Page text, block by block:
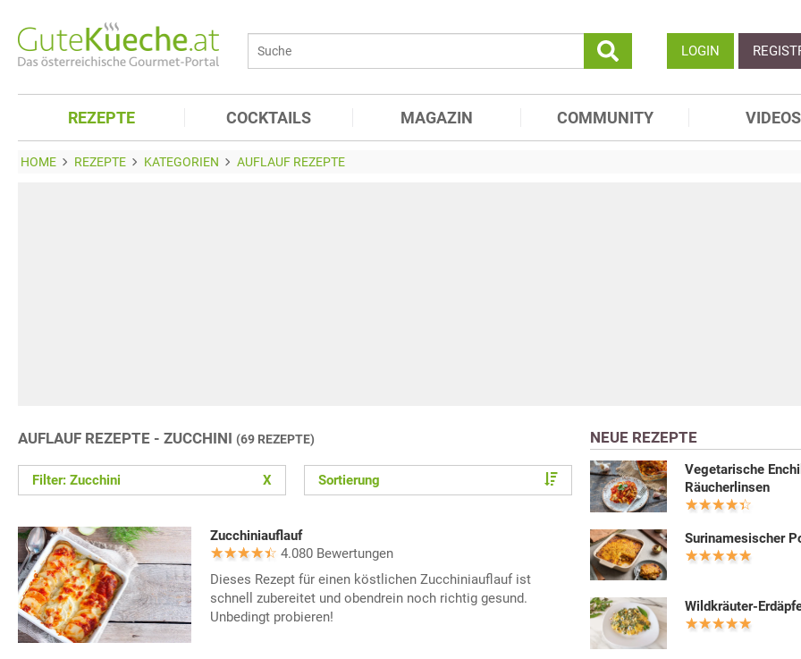
LOGIN
REZEPTE COCKTAILS MAGAZIN COMMUNITY VIDEOS
HOME REZEPTE KATEGORIEN AUFLAUF REZEPTE
AUFLAUF REZEPTE - ZUCCHINI (69 REZEPTE)
Filter: Zucchini X Sortierung
Zucchiniauflauf
4.080 Bewertungen
Dieses Rezept für einen köstlichen Zucchiniauflauf ist
schnell zubereitet und obendrein noch richtig gesund.
Unbedingt probieren!
NEUE REZEPTE
Vegetarische
Räucherlinsen
Surinamesischer
Wildkräuter-